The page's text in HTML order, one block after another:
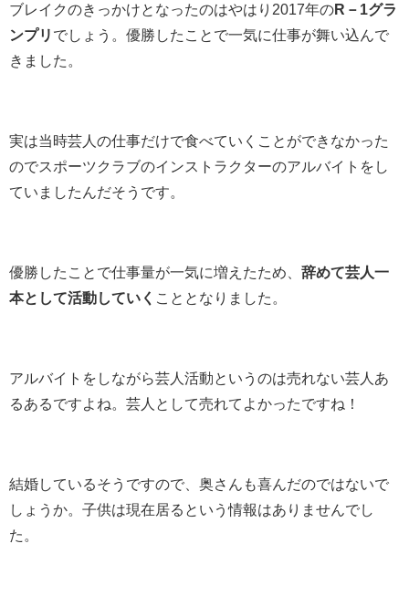
ブレイクのきっかけとなったのはやはり2017年のR－1グラ
ンプリ でしょう。優勝したことで一気に仕事が舞い込んで
きました。
実は当時芸人の仕事だけで食べていくことができなかった
のでスポーツクラブのインストラクターのアルバイトをし
ていましたんだそうです。
優勝したことで仕事量が一気に増えたため、 辞めて芸人一
本として活動していく こととなりました。
アルバイトをしながら芸人活動というのは売れない芸人あ
るあるですよね。芸人として売れてよかったですね！
結婚しているそうですので、奥さんも喜んだのではないで
しょうか。子供は現在居るという情報はありませんでし
た。